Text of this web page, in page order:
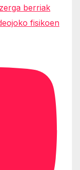
berriak
fisikoen